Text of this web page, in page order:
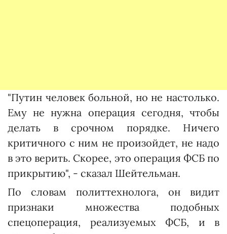
"Путин человек больной, но не настолько.
Ему не нужна операция сегодня, чтобы
делать в срочном порядке. Ничего
критичного с ним не произойдет, не надо
в это верить. Скорее, это операция ФСБ по
прикрытию", - сказал Шейтельман.
По словам политтехнолога, он видит
признаки множества подобных
спецоперация, реализуемых ФСБ, и в